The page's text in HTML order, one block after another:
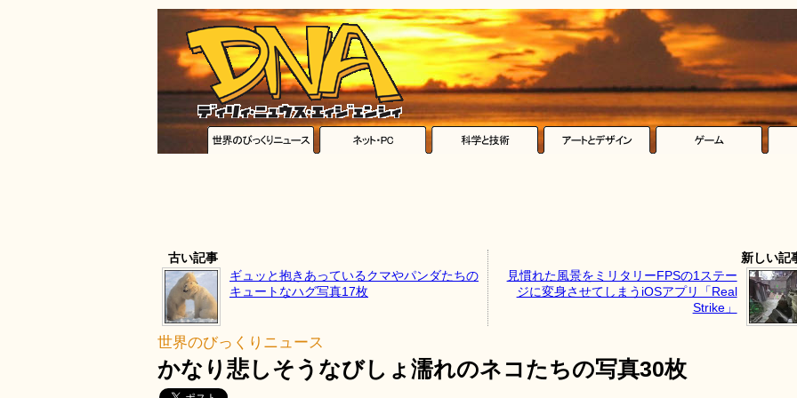
古い記事
ギュッと抱きあっているクマやパンダたちの
キュートなハグ写真17枚
新しい記
見慣れた風景をミリタリーFPSの1ステー
ジに変身させてしまうiOSアプリ「Real
Strike」
世界のびっくりニュース
かなり悲しそうなびしょ濡れのネコたちの写真30枚